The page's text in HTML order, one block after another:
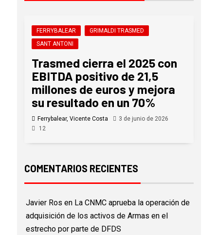
FERRYBALEAR
GRIMALDI TRASMED
SANT ANTONI
Trasmed cierra el 2025 con
EBITDA positivo de 21,5
millones de euros y mejora
su resultado en un 70%
Ferrybalear, Vicente Costa
3 de junio de 2026
12
COMENTARIOS RECIENTES
Javier Ros en La CNMC aprueba la operación de
adquisición de los activos de Armas en el
estrecho por parte de DFDS